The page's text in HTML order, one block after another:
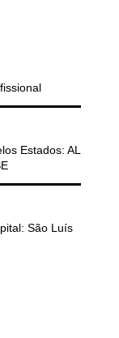
Estados: AL
São Luís